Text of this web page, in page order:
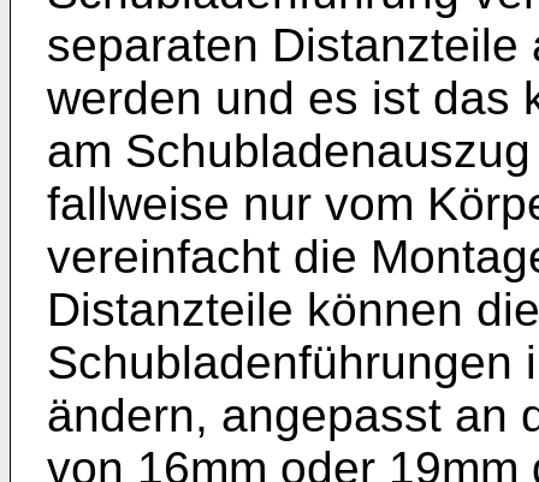
separaten Distanzteile
werden und es ist das
am
fallweise nur vom
vereinfacht die
Distanzteile können
Schubladenführungen
ändern, angepasst an
von 16mm oder